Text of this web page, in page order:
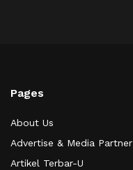
Pages
About Us
Advertise & Media Partner
Artikel Terbar-U